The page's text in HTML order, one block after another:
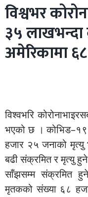
विश्वभर
३५ लाखभन्दा
अमेरिकामा
विश्वभरि
भएको छ ।
हजार २५ जनाको मृत्यु
बढी संक्रमित र मृत्यु
साँझसम्म संक्रमित
मृतकको संख्या ६८